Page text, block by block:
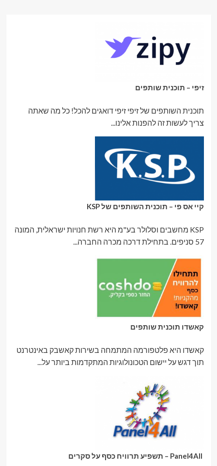
זיפי – תוכנית שותפים
תוכנית השותפים של זיפי זיפי דואגים להכל! כל מה שאתה
צריך לעשות זה להפנות אלינו...
קיי אס פי – תוכנית השותפים של KSP
KSP מחשבים וסלולר בע"מ היא רשת חנויות ישראלית, המונה
57 סניפים. בתחילת דרכה מכרה החברה...
קאשדו תוכנית שותפים
קאשדו היא פלטפורמה המתמחה בשירות קאשבק באינטרנט
תוך דגש על יישום הטכונולוגיות המתקדמות ביותר על...